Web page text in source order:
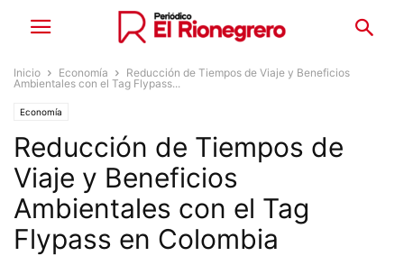
Inicio Economía
Reducción de Tiempos de Viaje y Beneficios
Ambientales con el Tag Flypass...
Economía
Reducción de Tiempos de
Viaje y Beneficios
Ambientales con el Tag
Flypass en Colombia